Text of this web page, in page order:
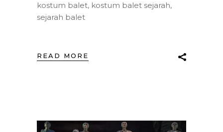
kostum balet, kostum balet sejarah,
sejarah balet
READ MORE